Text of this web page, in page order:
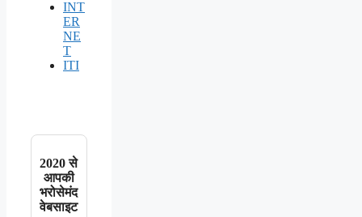
INT
ER
NE
T
ITI
2020 से
आपकी
भरोसेमंद
वेबसाइट